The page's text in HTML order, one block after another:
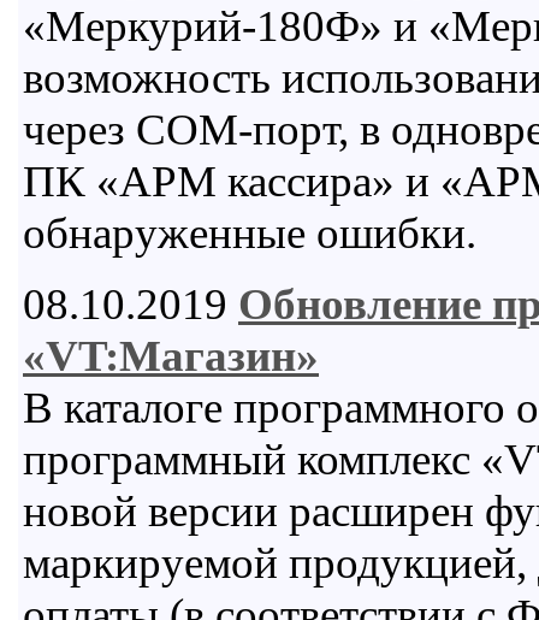
«Меркурий-180Ф» и
возможность
через COM-порт, в
ПК «АРМ кассира» и
обнаруженные ошибки.
08.10.2019 Обновление
«VT:Магазин»
В каталоге программного
программный комплекс
новой версии расширен
маркируемой